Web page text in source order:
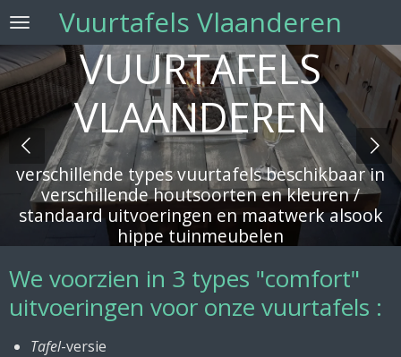
Ga
naar
de
hoofdinhoud
Vuurtafels Vlaanderen
VUURTAFELS
VLAANDEREN
verschillende types vuurtafels beschikbaar in
verschillende houtsoorten en kleuren /
standaard uitvoeringen en maatwerk alsook
hippe tuinmeubelen
We voorzien in 3 types "comfort"
uitvoeringen voor onze vuurtafels :
Tafel-versie